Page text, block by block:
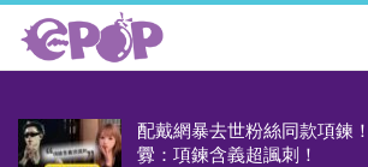
配戴網暴去世粉絲同款項鍊
釁：項鍊含義超諷刺！